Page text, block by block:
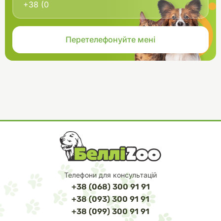
Телефони для консультацій
+38 (068) 300 91 91
+38 (093) 300 91 91
+38 (099) 300 91 91